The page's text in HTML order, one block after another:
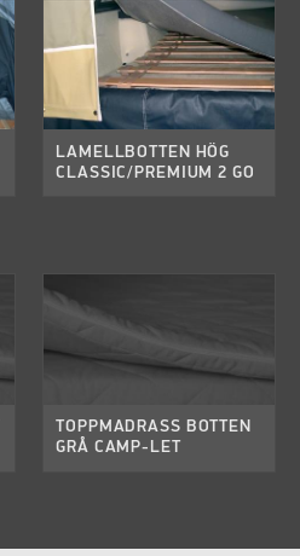
LAMELLBOTTEN HÖG
CLASSIC/PREMIUM 2 GO
TOPPMADRASS BOTTEN
GRÅ CAMP-LET